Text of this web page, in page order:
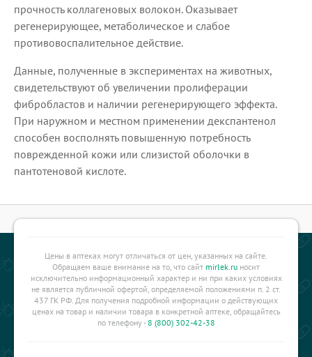
прочность коллагеновых волокон. Оказывает
регенерирующее, метаболическое и слабое
противовоспалительное действие.
Данные, полученные в экспериментах на животных,
свидетельствуют об увеличении пролиферации
фибробластов и наличии регенерирующего эффекта.
При наружном и местном применении декспантенол
способен восполнять повышенную потребность
поврежденной кожи или слизистой оболочки в
пантотеновой кислоте.
Цены в аптеках могут отличаться от цен, указанных на сайте.
Обращаем ваше внимание на то, что сайт mirlek.ru носит
исключительно информационный характер и ни при каких условиях
не является публичной офертой, определяемой положениями п. 2 ст.
437 ГК РФ. Для получения подробной информации о действующих
ценах на товар и наличии товара в конкретной аптеке, обращайтесь
по телефону -8 (800) 302-42-38